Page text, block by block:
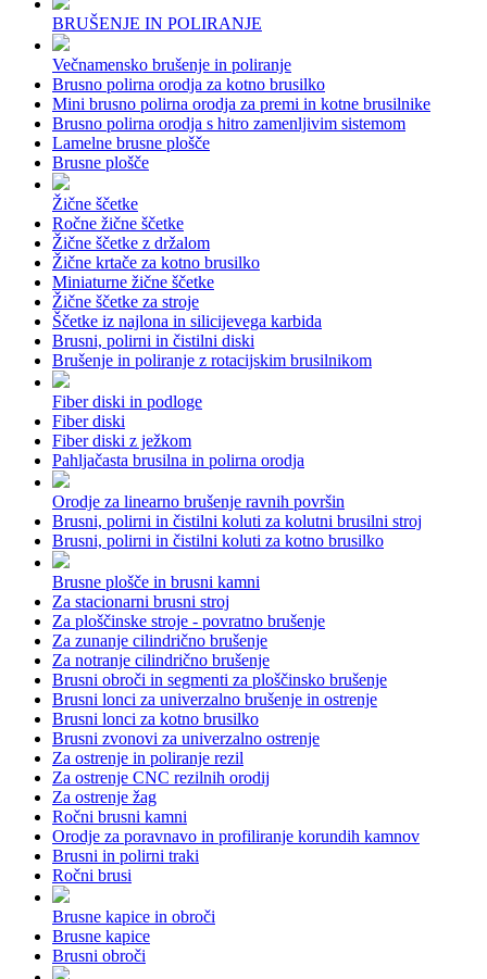
BRUŠENJE IN POLIRANJE
Večnamensko brušenje in poliranje
Brusno polirna orodja za kotno brusilko
Mini brusno polirna orodja za premi in kotne brusilnike
Brusno polirna orodja s hitro zamenljivim sistemom
Lamelne brusne plošče
Brusne plošče
Žične ščetke
Ročne žične ščetke
Žične ščetke z držalom
Žične krtače za kotno brusilko
Miniaturne žične ščetke
Žične ščetke za stroje
Ščetke iz najlona in silicijevega karbida
Brusni, polirni in čistilni diski
Brušenje in poliranje z rotacijskim brusilnikom
Fiber diski in podloge
Fiber diski
Fiber diski z ježkom
Pahljačasta brusilna in polirna orodja
Orodje za linearno brušenje ravnih površin
Brusni, polirni in čistilni koluti za kolutni brusilni stroj
Brusni, polirni in čistilni koluti za kotno brusilko
Brusne plošče in brusni kamni
Za stacionarni brusni stroj
Za ploščinske stroje - povratno brušenje
Za zunanje cilindrično brušenje
Za notranje cilindrično brušenje
Brusni obroči in segmenti za ploščinsko brušenje
Brusni lonci za univerzalno brušenje in ostrenje
Brusni lonci za kotno brusilko
Brusni zvonovi za univerzalno ostrenje
Za ostrenje in poliranje rezil
Za ostrenje CNC rezilnih orodij
Za ostrenje žag
Ročni brusni kamni
Orodje za poravnavo in profiliranje korundih kamnov
Brusni in polirni traki
Ročni brusi
Brusne kapice in obroči
Brusne kapice
Brusni obroči